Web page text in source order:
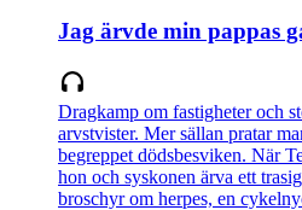
Jag ärvde min pappas
Dragkamp om fastigheter och
arvstvister. Mer sällan pratar
begreppet dödsbesviken. När
hon och syskonen ärva ett
broschyr om herpes, en